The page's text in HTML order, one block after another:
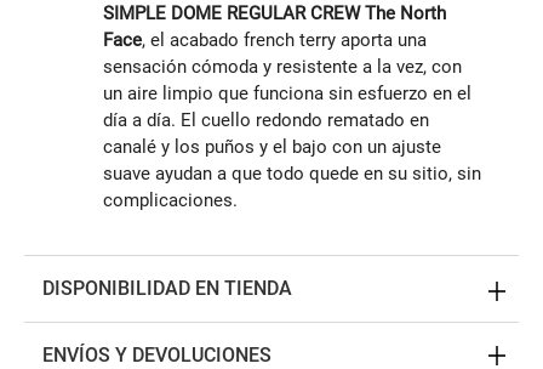
SIMPLE DOME REGULAR CREW The North
Face, el acabado french terry aporta una
sensación cómoda y resistente a la vez, con
un aire limpio que funciona sin esfuerzo en el
día a día. El cuello redondo rematado en
canalé y los puños y el bajo con un ajuste
suave ayudan a que todo quede en su sitio, sin
complicaciones.
DISPONIBILIDAD EN TIENDA
ENVÍOS Y DEVOLUCIONES